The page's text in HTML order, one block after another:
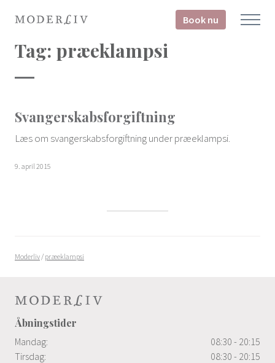
Book nu
Tag: præeklampsi
Svangerskabsforgiftning
Læs om svangerskabsforgiftning under præeklampsi.
9. april 2015
Moderliv/ præeklampsi
Åbningstider
Mandag:
08:30 - 20:15
Tirsdag:
08:30 - 20:15